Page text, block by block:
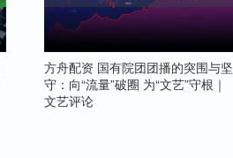
方舟配资 国有院团团播的突围与坚
守：向“流量”破圈 为“文艺”守根｜
文艺评论